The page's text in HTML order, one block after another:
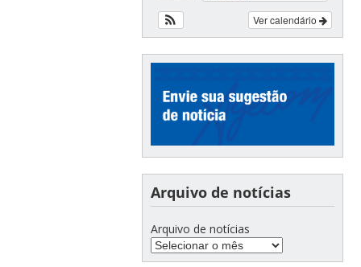
Ver calendário
Arquivo de notícias
Arquivo de notícias